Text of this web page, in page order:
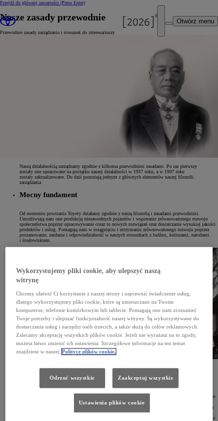
Przejdź do głównej zawartości (Press Enter)
Otwórz menu
Nasze zasady przewodnie
Przewodnie zasady zarządzania i stosunek do interesariuszy
Naszą działalnością zarządzamy zgodnie z kilkoma przewodnimi zasadami. Po raz pierwszy
zostały one opracowane na początku naszej działalności w 1937 roku, a w 1997 roku
zostały zaktualizowane. Do dziś pozostają jednym z głównych elementów naszej filozofii
zarządzania.
Mocny fundament
Od momentu powstania Toyoty działamy zgodnie z naszą filozofią i zasadami przewodnimi.
Umożliwiają nam one produkcję niezawodnych pojazdów i wspieranie zrównoważonego rozwoju
społeczeństwa poprzez opracowywanie coraz to nowych rozwiązań oraz dostarczanie wysokiej jakości
produktów i usług. Pomagają nam w osiągnięciu i utrzymaniu zrównoważonego rozwoju poprzez
poszanowanie, zaufanie i odpowiedzialność w naszych stosunkach z ludźmi, kulturami, narodami
i środowiskiem.
Nasze zasady przewodnie
1937 rok
Szanuj język i prawo każdego kraju i regionu oraz podejmuj otwarte i uczciwe działania biznesowe
jako silny obywatel korporacyjny świata.
Szanuj kulturę i zwyczaje każdego kraju i regionu oraz przyczyniaj się do rozwoju gospodarczego
i społecznego poprzez działania korporacyjne w ich społecznościach.
Ukierunkuj swoją działalność na dostarczanie czystych i bezpiecznych produktów oraz podnoszenie
Wykorzystujemy pliki cookie, aby ulepszyć naszą
witrynę
Chcemy ułatwić Ci korzystanie z naszej strony i usprawnić świadczenie usług,
dlatego wykorzystujemy pliki cookie, które są umieszczane na Twoim
komputerze, telefonie komórkowym lub tablecie. Pomagają one nam zrozumieć
Twoje potrzeby i ulepszać funkcjonalność naszej witryny. Są wykorzystywane do
dostarczania usług i narzędzi osób trzecich, a także służą do celów reklamowych.
Zalecamy akceptację wszystkich plików cookie. Jeżeli nie wyrażasz na to zgody,
możesz łatwo zmienić ich ustawienia. Szczegółowe informacje na ten temat
znajdziesz w naszej Polityce plików cookie.
Odrzuć wszystkie Zaakceptuj wszystkie
Ustawienia plików cookie